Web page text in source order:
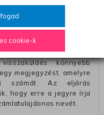
a futárt, hogy vegye át
vagy más futárral is
csomagot, melyne
el. A futárnak átadott
könnyebb
megjegyzést, amelyre
számát. Az eljárás
hogy erre a jegyre írja
nevét.
cookie-k